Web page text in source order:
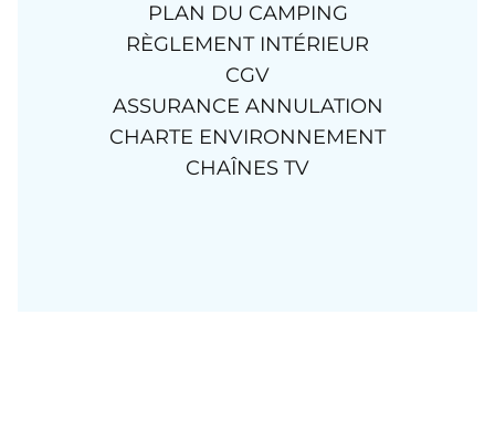
PLAN DU CAMPING
RÈGLEMENT INTÉRIEUR
CGV
ASSURANCE ANNULATION
CHARTE ENVIRONNEMENT
CHAÎNES TV